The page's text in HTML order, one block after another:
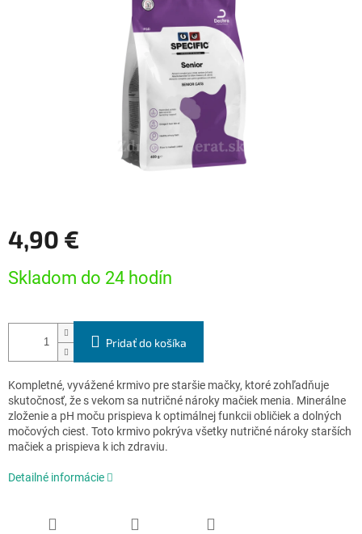
4,90 €
cena:
Skladom do 24 hodín
Pridať do košíka
Kompletné, vyvážené krmivo pre staršie mačky, ktoré zohľadňuje
skutočnosť, že s vekom sa nutričné nároky mačiek menia. Minerálne
zloženie a pH moču prispieva k optimálnej funkcii obličiek a dolných
močových ciest. Toto krmivo pokrýva všetky nutričné nároky starších
mačiek a prispieva k ich zdraviu.
Detailné informácie